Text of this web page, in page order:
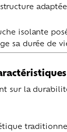
isolante
sa durée de
sur la